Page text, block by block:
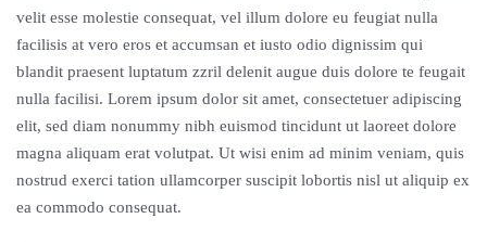
velit esse molestie consequat, vel illum dolore eu feugiat nulla
facilisis at vero eros et accumsan et iusto odio dignissim qui
blandit praesent luptatum zzril delenit augue duis dolore te feugait
nulla facilisi. Lorem ipsum dolor sit amet, consectetuer adipiscing
elit, sed diam nonummy nibh euismod tincidunt ut laoreet dolore
magna aliquam erat volutpat. Ut wisi enim ad minim veniam, quis
nostrud exerci tation ullamcorper suscipit lobortis nisl ut aliquip ex
ea commodo consequat.